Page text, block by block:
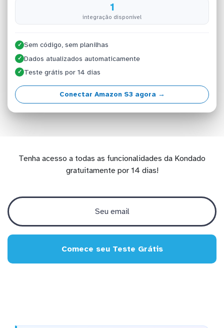
1
integração disponível
✓ Sem código, sem planilhas
✓ Dados atualizados automaticamente
✓ Teste grátis por 14 dias
Conectar Amazon S3 agora →
Tenha acesso a todas as funcionalidades da Kondado
gratuitamente por 14 dias!
Comece seu Teste Grátis